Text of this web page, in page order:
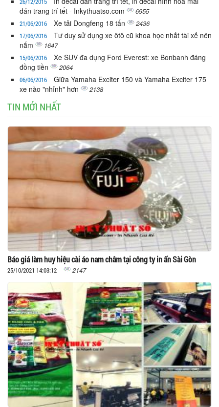
dán trang trí tết - Inkythuatso.com
6955
21/06/2016 Xe tải Dongfeng 18 tấn 2436
17/06/2016
Tư duy sử dụng xe ôtô cũ khoa học nhất tài xế nên
nắm
1647
15/06/2016
Xe SUV đa dụng Ford Everest: xe Bonbanh đáng
đồng tiền
2064
06/06/2016
Giữa Yamaha Exciter 150 và Yamaha Exciter 175
xe nào "nhỉnh" hơn
2138
TIN MỚI NHẤT
Báo giá làm huy hiệu cài áo nam châm tại công ty in ấn Sài Gòn
25/10/2021 14:03:12 2147